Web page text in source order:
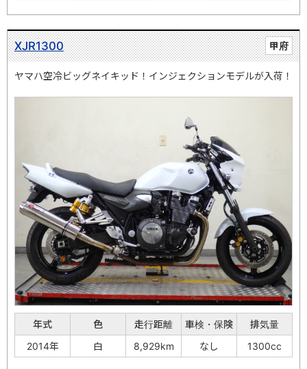
甲府
XJR1300
ヤマハ空冷ビッグネイキッド！インジェクションモデルが入荷！
年式 色 走行距離 車検・保険
排気量
2014年
白 8,929km なし 1300cc